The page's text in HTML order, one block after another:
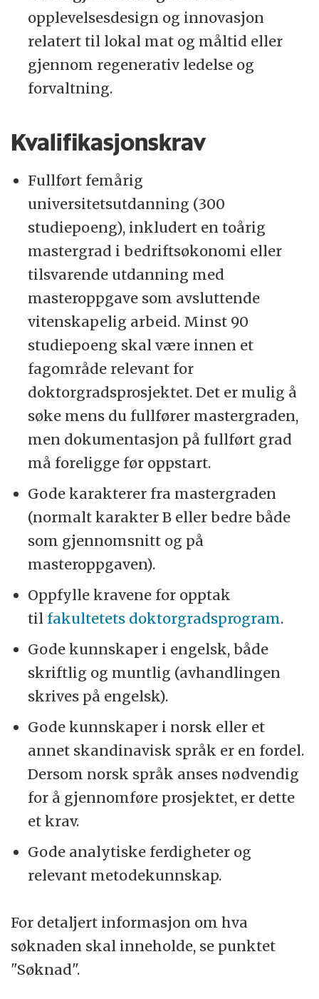
opplevelsesdesign og innovasjon
relatert til lokal mat og måltid eller
gjennom regenerativ ledelse og
forvaltning.
Kvalifikasjonskrav
Fullført femårig
universitetsutdanning (300
studiepoeng), inkludert en toårig
mastergrad i bedriftsøkonomi eller
tilsvarende utdanning med
masteroppgave som avsluttende
vitenskapelig arbeid. Minst 90
studiepoeng skal være innen et
fagområde relevant for
doktorgradsprosjektet. Det er mulig å
søke mens du fullfører mastergraden,
men dokumentasjon på fullført grad
må foreligge før oppstart.
Gode karakterer fra mastergraden
(normalt karakter B eller bedre både
som gjennomsnitt og på
masteroppgaven).
Oppfylle kravene for opptak
til fakultetets doktorgradsprogram.
Gode kunnskaper i engelsk, både
skriftlig og muntlig (avhandlingen
skrives på engelsk).
Gode kunnskaper i norsk eller et
annet skandinavisk språk er en fordel.
Dersom norsk språk anses nødvendig
for å gjennomføre prosjektet, er dette
et krav.
Gode analytiske ferdigheter og
relevant metodekunnskap.
For detaljert informasjon om hva
søknaden skal inneholde, se punktet
"Søknad".